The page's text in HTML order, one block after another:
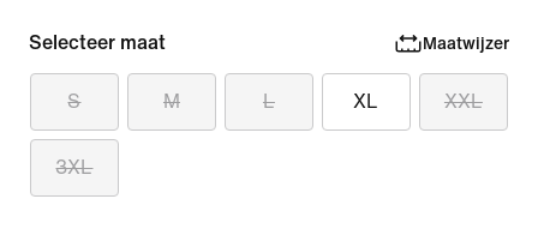
Selecteer maat Maatwijzer
S M L XL XXL
3XL